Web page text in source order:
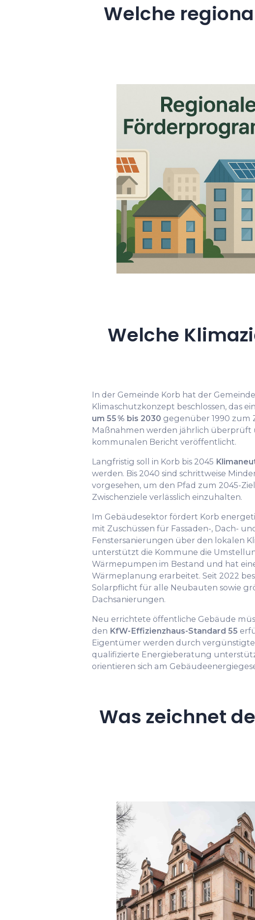
Welche
Welche
In der Gemeinde Korb hat der
Klimaschutzkonzept beschlossen, das
um 55 % bis 2030 gegenüber 1990 zum
Maßnahmen werden jährlich überprüft
kommunalen Bericht veröffentlicht.
Langfristig soll in Korb bis 2045
werden. Bis 2040 sind schrittweise
vorgesehen, um den Pfad zum 2045-
Zwischenziele verlässlich einzuhalten.
Im Gebäudesektor fördert Korb
mit Zuschüssen für Fassaden-, Dach-
Fenstersanierungen über den lokalen
unterstützt die Kommune die
Wärmepumpen im Bestand und hat
Wärmeplanung erarbeitet. Seit 2022
Solarpflicht für alle Neubauten sowie
Dachsanierungen.
Neu errichtete öffentliche Gebäude
den KfW-Effizienzhaus-Standard 55
Eigentümer werden durch
qualifizierte Energieberatung
orientieren sich am
Was zeichnet